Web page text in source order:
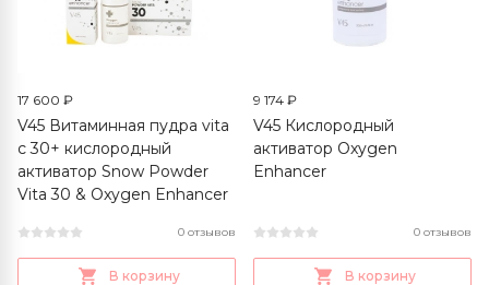
17 600 ₽
V45 Витаминная пудра vita
c 30+ кислородный
активатор Snow Powder
Vita 30 & Oxygen Enhancer
0 отзывов
В корзину
9 174 ₽
V45 Кислородный
активатор Oxygen
Enhancer
0 отзывов
В корзину